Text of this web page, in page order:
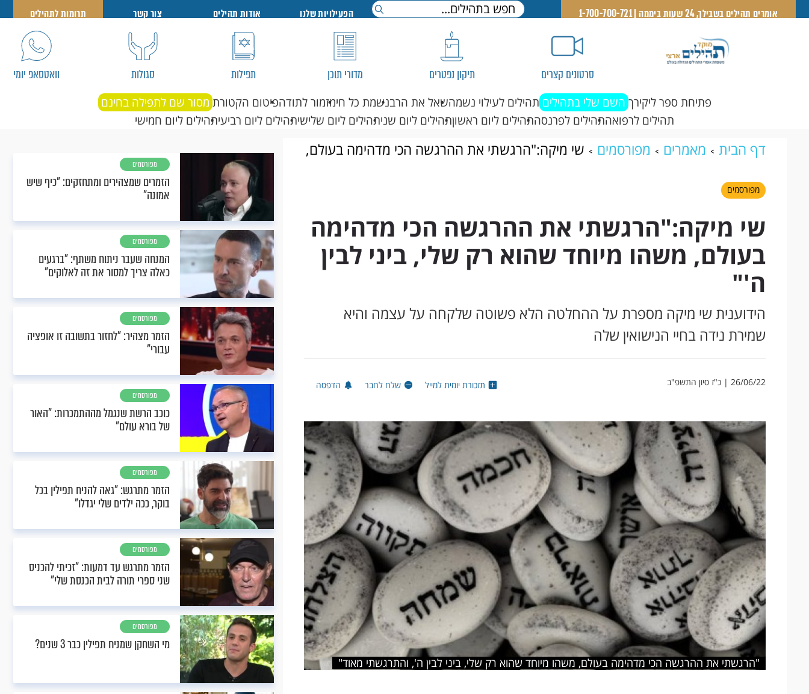
אומרים תהילים בשבילך, 24 שעות ביממה | 1-700-700-721 הפעילויות שלנו אודות תהילים צור קשר תרומות לתהילים
סרטונים קצרים תיקון נפטרים מדורי תוכן תפילות סגולות וואטסאפ יומי
פתיחת ספר ליקירך השם שלי בתהילים תהילים לעילוי נשמהשאל את הרבנשמת כל חימזמור לתודהפיטום הקטורת מסור שם לתפילה בחינם
תהילים לרפואהתהילים לפרנסהתהילים ליום ראשוןתהילים ליום שניתהילים ליום שלישיתהילים ליום רביעיתהילים ליום חמישי
דף הבית מאמרים מפורסמים
שי מיקה:"הרגשתי את ההרגשה הכי מדהימה בעולם,
משהו מיוחד שהוא רק שלי, ביני לבין ה'"
מפורסמים
שי מיקה:"הרגשתי את ההרגשה הכי מדהימה
בעולם, משהו מיוחד שהוא רק שלי, ביני לבין
ה'"
הידוענית שי מיקה מספרת על ההחלטה הלא פשוטה שלקחה על עצמה והיא
שמירת נידה בחיי הנישואין שלה
26/06/22 | כ"ז סיון התשפ"ב תזכורת יומית למייל שלח לחבר הדפסה
"הרגשתי את ההרגשה הכי מדהימה בעולם, משהו מיוחד שהוא רק שלי, ביני לבין ה', והתרגשתי מאוד"
מפורסמים
הזמרים שמצהירים ומתחזקים: "כיף שיש
אמונה"
מפורסמים
המנחה שעבר ניתוח משתף: "ברגעים
כאלה צריך למסור את זה לאלוקים"
מפורסמים
הזמר מצהיר: "לחזור בתשובה זו אופציה
עבורי"
מפורסמים
כוכב הרשת שנגמל מההתמכרות: "האור
של בורא עולם"
מפורסמים
הזמר מתרגש: "גאה להניח תפילין בכל
בוקר, ככה ילדים שלי יגדלו"
מפורסמים
הזמר מתרגש עד דמעות: "זכיתי להכניס
שני ספרי תורה לבית הכנסת שלי"
מפורסמים
מי השחקן שמניח תפילין כבר 3 שנים?